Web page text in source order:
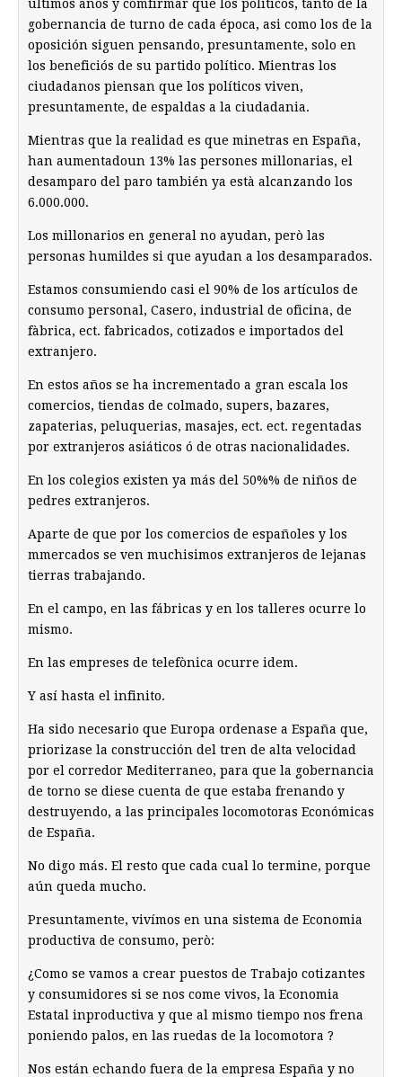
últimos años y comfirmar que los políticos, tanto de la
gobernancia de turno de cada época, asi como los de la
oposición siguen pensando, presuntamente, solo en
los beneficiós de su partido político. Mientras los
ciudadanos piensan que los políticos viven,
presuntamente, de espaldas a la ciudadania.
Mientras que la realidad es que minetras en España,
han aumentadoun 13% las persones millonarias, el
desamparo del paro también ya està alcanzando los
6.000.000.
Los millonarios en general no ayudan, però las
personas humildes si que ayudan a los desamparados.
Estamos consumiendo casi el 90% de los artículos de
consumo personal, Casero, industrial de oficina, de
fàbrica, ect. fabricados, cotizados e importados del
extranjero.
En estos años se ha incrementado a gran escala los
comercios, tiendas de colmado, supers, bazares,
zapaterias, peluquerias, masajes, ect. ect. regentadas
por extranjeros asiáticos ó de otras nacionalidades.
En los colegios existen ya más del 50%% de niños de
pedres extranjeros.
Aparte de que por los comercios de españoles y los
mmercados se ven muchisimos extranjeros de lejanas
tierras trabajando.
En el campo, en las fábricas y en los talleres ocurre lo
mismo.
En las empreses de telefònica ocurre idem.
Y así hasta el infinito.
Ha sido necesario que Europa ordenase a España que,
priorizase la construcción del tren de alta velocidad
por el corredor Mediterraneo, para que la gobernancia
de torno se diese cuenta de que estaba frenando y
destruyendo, a las principales locomotoras Económicas
de España.
No digo más. El resto que cada cual lo termine, porque
aún queda mucho.
Presuntamente, vivímos en una sistema de Economia
productiva de consumo, però:
¿Como se vamos a crear puestos de Trabajo cotizantes
y consumidores si se nos come vivos, la Economia
Estatal inproductiva y que al mismo tiempo nos frena
poniendo palos, en las ruedas de la locomotora ?
Nos están echando fuera de la empresa España y no